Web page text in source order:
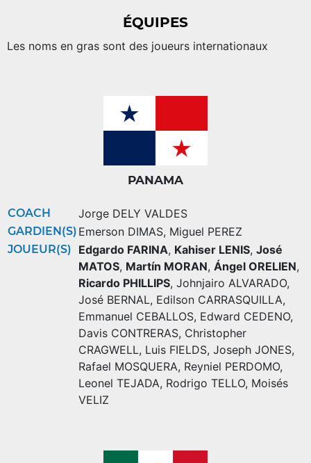
ÉQUIPES
Les noms en gras sont des joueurs internationaux
PANAMA
COACH Jorge DELY VALDES
GARDIEN(S) Emerson DIMAS, Miguel PEREZ
JOUEUR(S) Edgardo FARINA, Kahiser LENIS, José
MATOS, Martín MORAN, Ángel ORELIEN,
Ricardo PHILLIPS, Johnjairo ALVARADO,
José BERNAL, Edilson CARRASQUILLA,
Emmanuel CEBALLOS, Edward CEDENO,
Davis CONTRERAS, Christopher
CRAGWELL, Luis FIELDS, Joseph JONES,
Rafael MOSQUERA, Reyniel PERDOMO,
Leonel TEJADA, Rodrigo TELLO, Moisés
VELIZ